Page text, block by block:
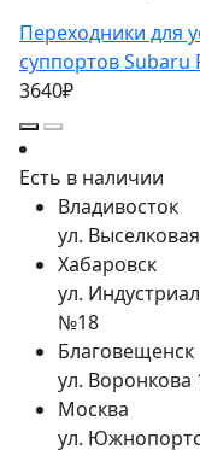
Переходники для
суппортов Subaru
3640₽
Есть в наличии
Владивосток
ул.
Хабаровск
ул.
№18
Благовещенск
ул. Воронкова
Москва
ул.